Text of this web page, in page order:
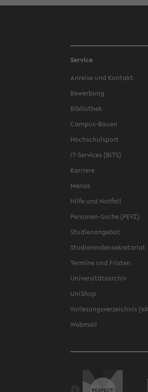
Service
Anreise und Kontakt
Bewerbung
Bibliothek
Campus-Bauen
Hochschulsport
IT-Services (BITS)
Karriere
Mensa
Hilfe und Notfall
Personen-Suche (PEVZ)
Studienangebot
Studierendensekretariat
Termine und Fristen
Universitätsarchiv
UniShop
Vorlesungsverzeichnis
Webmail